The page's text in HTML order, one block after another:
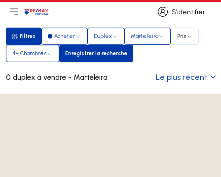
S’identifier
S’identifier
Ouvrir le menu principal
LogoAller à la page d’accueil
Filtres
Filtres Acheter Duplex Marteleira Prix
4+ Chambres Enregistrer la recherche
Enregistrer la recherche
0 duplex à vendre - Marteleira Le plus récent